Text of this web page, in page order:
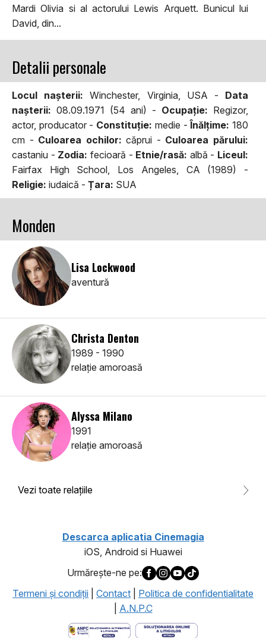
Mardi Olivia si al actorului Lewis Arquett. Bunicul lui
David, din...
Detalii personale
Locul naşterii: Winchester, Virginia, USA - Data
naşterii: 08.09.1971 (54 ani) - Ocupaţie: Regizor,
actor, producator - Constituţie: medie -Înălţime: 180
cm - Culoarea ochilor: căprui - Culoarea părului:
castaniu - Zodia: fecioară - Etnie/rasă: albă - Liceul:
Fairfax High School, Los Angeles, CA (1989) -
Religie: iudaică - Țara: SUA
Monden
Lisa Lockwood
aventură
Christa Denton
1989 - 1990
relaţie amoroasă
Alyssa Milano
1991
relaţie amoroasă
Vezi toate relaţiile
Descarca aplicatia Cinemagia
iOS, Android si Huawei
Urmăreşte-ne pe:
Termeni şi condiţii
Contact
Politica de confidentialitate
A.N.P.C